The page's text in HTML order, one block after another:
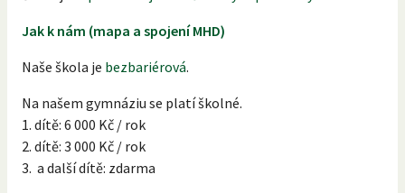
Jak k nám (mapa a spojení MHD)
Naše škola je bezbariérová.
Na našem gymnáziu se platí školné.
1. dítě: 6 000 Kč / rok
2. dítě: 3 000 Kč / rok
3. a další dítě: zdarma